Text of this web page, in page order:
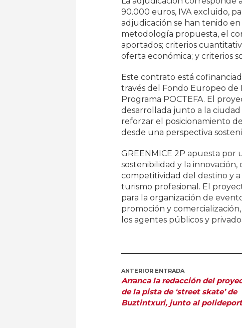
90.000 euros, IVA excluido,
adjudicación se han tenido
metodología propuesta, el
aportados; criterios
oferta económica; y criterios
Este contrato está
través del Fondo Europeo de
Programa POCTEFA. El
desarrollada junto a la
reforzar el posicionamiento
desde una perspectiva
GREENMICE 2P apuesta
sostenibilidad y la innovación,
competitividad del destino y
turismo profesional. El
para la organización de
promoción y
los agentes públicos y
ANTERIOR ENTRADA
Arranca la redacción del
de la pista de ‘street skate’ de
Buztintxuri, junto al